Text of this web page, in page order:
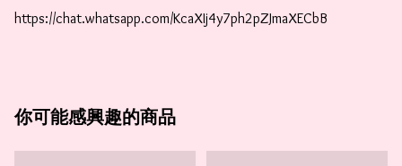
https://chat.whatsapp.com/KcaXIj4y7ph2pZJmaXECbB
你可能感興趣的商品